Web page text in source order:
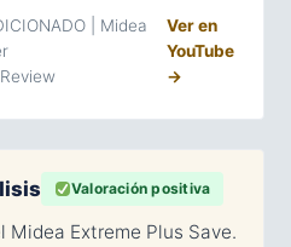
| Midea
Ver en
YouTube
→
Valoración positiva
Midea Extreme Plus Save.